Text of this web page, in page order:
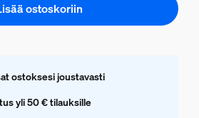
ostoskoriin
ostoksesi joustavasti
yli 50 € tilauksille